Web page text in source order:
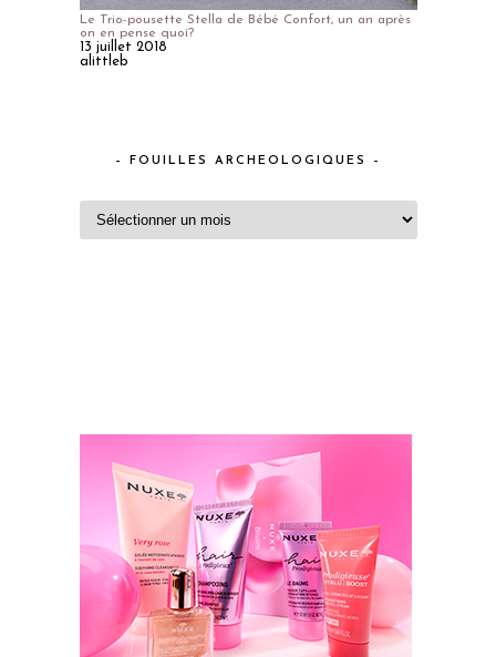
Le Trio-pousette Stella de Bébé Confort, un an après
on en pense quoi?
13 juillet 2018
alittleb
– FOUILLES ARCHEOLOGIQUES –